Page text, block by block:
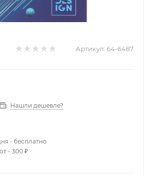
Артикул: 64-6487
Нашли дешевле?
- бесплатно
- 300 ₽